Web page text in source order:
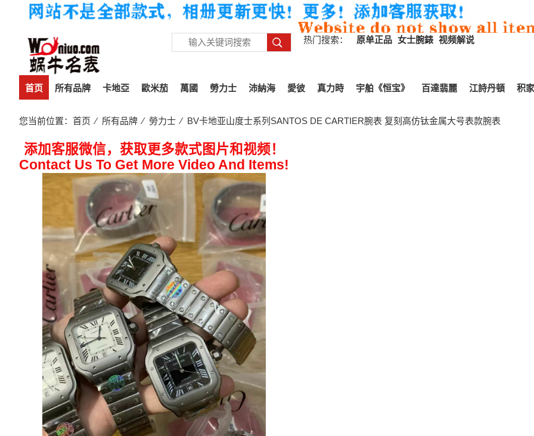
热门搜索： 原单正品 女士腕錶 视频解说
首页 所有品牌 卡地亞 歐米茄 萬國 勞力士 沛納海 愛彼 真力時 宇舶《恒宝》 百達翡麗 江詩丹頓 积家
您当前位置： 首页 ⁄ 所有品牌 ⁄ 勞力士 ⁄ BV卡地亚山度士系列SANTOS DE CARTIER腕表 复刻高仿钛金属大号表款腕表
添加客服微信，获取更多款式图片和视频！
Contact Us To Get More Video And Items!